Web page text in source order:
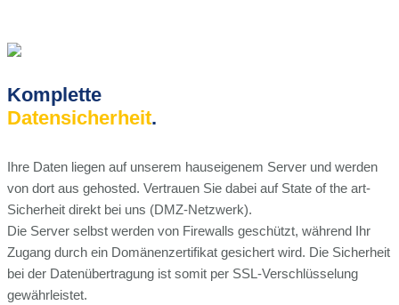
Komplette
Datensicherheit.
Ihre Daten liegen auf unserem hauseigenem Server und werden
von dort aus gehosted. Vertrauen Sie dabei auf State of the art-
Sicherheit direkt bei uns (DMZ-Netzwerk).
Die Server selbst werden von Firewalls geschützt, während Ihr
Zugang durch ein Domänenzertifikat gesichert wird. Die Sicherheit
bei der Datenübertragung ist somit per SSL-Verschlüsselung
gewährleistet.